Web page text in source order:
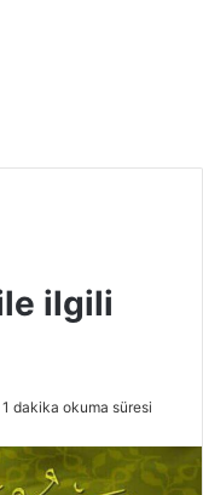
ilgili
1 dakika okuma süresi